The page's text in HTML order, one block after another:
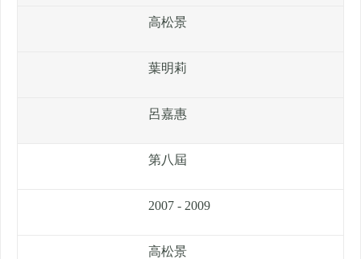
高松景
葉明莉
呂嘉惠
第八屆
2007 - 2009
高松景